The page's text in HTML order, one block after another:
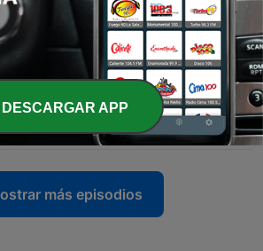
de entrada al Canadá
La narradora relata su experiencia en Toronto, explorando la historia de las First Nations, Inuit y Métis, y abordando las injusticias de los tratados y el impacto traumático de las escuelas residenciales. El episodio también analiza la formación de la identidad canadiense a través del contraste entre los asentamientos franceses, el Imperio Británico y la expansión del Canadá anglo, detallando cómo las migraciones masivas consolidaron la estructura multicultural del país actual.
es diferente?
Un recorrido histórico y cultural por Suiza en el contexto de su enfrentamiento futbolístico contra Colombia. El episodio explora la formación de la confederación suiza a partir de sus cantones originales, su política de neutralidad perpetua establecida en 1815 y su papel fundamental en la creación de la Cruz Roja tras la batalla de Solferino. Se analizan elementos icónicos de la identidad suiza, desde su precisión en la relojería y la producción de chocolate, hasta sus leyendas como Guillermo Tell y Heidi. Asimismo, se examina la relación diplomática y comercial entre Suiza y Colombia, destacando el apoyo suizo a los procesos de paz en territorio colombiano. El contenido cierra con una breve reflexión sobre la solidez defensiva del equipo suizo de fútbol y el antecedente histórico del último encuentro entre ambas selecciones.
más episodios
DESCARGAR APP